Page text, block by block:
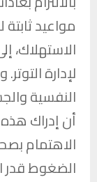
مواعيد
الاستهلاك،
لإدارة
النفسية
أن إدراك
الاهتمام
الضغوط قدر